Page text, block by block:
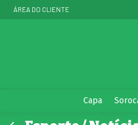
ÁREA DO CLIENTE
Capa